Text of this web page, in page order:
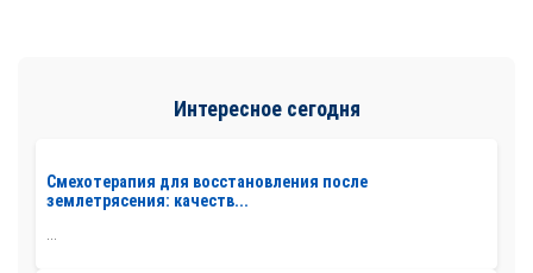
Интересное сегодня
Смехотерапия для восстановления после
землетрясения: качеств...